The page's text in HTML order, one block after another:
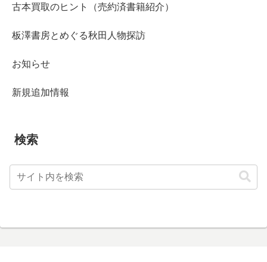
古本買取のヒント（売約済書籍紹介）
板澤書房とめぐる秋田人物探訪
お知らせ
新規追加情報
検索